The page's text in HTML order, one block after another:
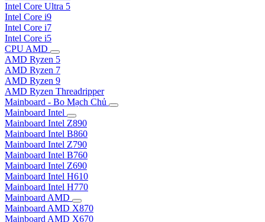
Intel Core Ultra 5
Intel Core i9
Intel Core i7
Intel Core i5
CPU AMD
AMD Ryzen 5
AMD Ryzen 7
AMD Ryzen 9
AMD Ryzen Threadripper
Mainboard - Bo Mạch Chủ
Mainboard Intel
Mainboard Intel Z890
Mainboard Intel B860
Mainboard Intel Z790
Mainboard Intel B760
Mainboard Intel Z690
Mainboard Intel H610
Mainboard Intel H770
Mainboard AMD
Mainboard AMD X870
Mainboard AMD X670